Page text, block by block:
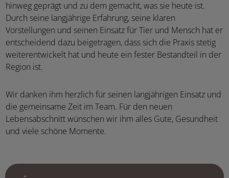
hinweg geprägt und zu dem gemacht, was sie heute ist.
Durch seine langjährige Erfahrung, seine klaren
Vorstellungen und seinen Einsatz für Tier und Mensch hat er
entscheidend dazu beigetragen, dass sich die Praxis stetig
weiterentwickelt hat und heute ein fester Bestandteil in der
Region ist.
Wir danken ihm herzlich für seinen langjährigen Einsatz und
die gemeinsame Zeit im Team. Für den neuen
Lebensabschnitt wünschen wir ihm alles Gute, Gesundheit
und viele schöne Momente.